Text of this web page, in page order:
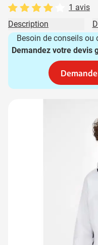
1 avis
Description
Besoin de conseils ou
Demandez votre devis